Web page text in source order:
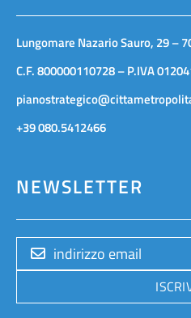
Lungomare Nazario Sauro, 29 –
C.F. 800000110728 – P.IVA
+39 080.5412466
NEWSLETTER